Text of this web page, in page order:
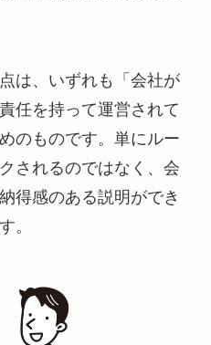
は、いずれも「会社が
任を持って運営されて
のものです。単にルー
されるのではなく、会
得感のある説明ができ
。